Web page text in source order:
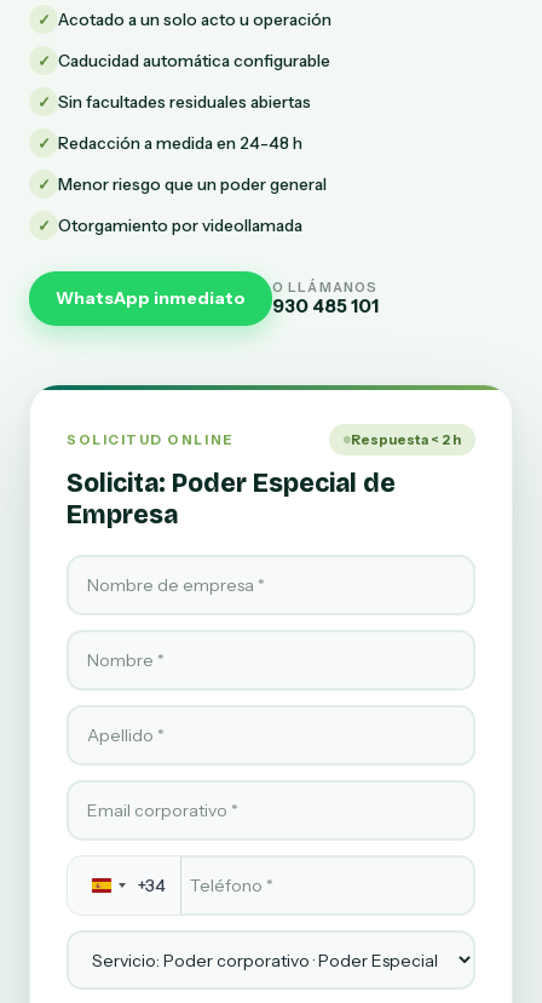
✓ Acotado a un solo acto u operación
✓ Caducidad automática configurable
✓ Sin facultades residuales abiertas
✓ Redacción a medida en 24-48 h
✓ Menor riesgo que un poder general
✓ Otorgamiento por videollamada
WhatsApp inmediato O LLÁMANOS
930 485 101
SOLICITUD ONLINE Respuesta < 2 h
Solicita: Poder Especial de
Empresa
Nombre de empresa
Nombre
Apellido
Email corporativo
Teléfono
+34
Servicio